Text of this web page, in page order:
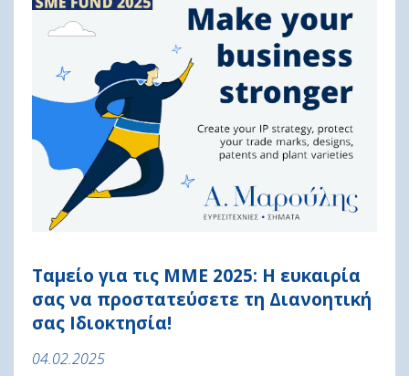
Ταμείο για τις ΜΜΕ 2025: Η ευκαιρία
σας να προστατεύσετε τη Διανοητική
σας Ιδιοκτησία!
04.02.2025